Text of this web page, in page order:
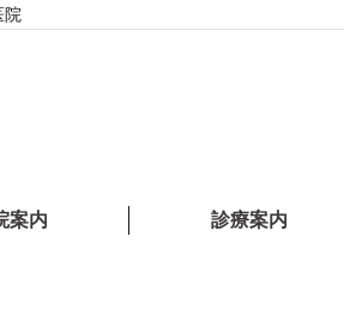
院
案内 診療案内